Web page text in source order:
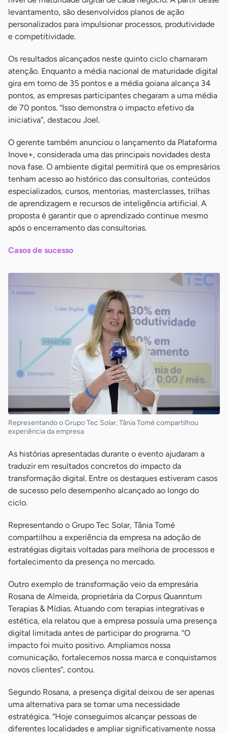
levantamento, são desenvolvidos planos de ação
personalizados para impulsionar processos, produtividade
e competitividade.
Os resultados alcançados neste quinto ciclo chamaram
atenção. Enquanto a média nacional de maturidade digital
gira em torno de 35 pontos e a média goiana alcança 34
pontos, as empresas participantes chegaram a uma média
de 70 pontos. “Isso demonstra o impacto efetivo da
iniciativa”, destacou Joel.
O gerente também anunciou o lançamento da Plataforma
Inove+, considerada uma das principais novidades desta
nova fase. O ambiente digital permitirá que os empresários
tenham acesso ao histórico das consultorias, conteúdos
especializados, cursos, mentorias, masterclasses, trilhas
de aprendizagem e recursos de inteligência artificial. A
proposta é garantir que o aprendizado continue mesmo
após o encerramento das consultorias.
Casos de sucesso
Representando o Grupo Tec Solar, Tânia Tomé compartilhou
experiência da empresa
As histórias apresentadas durante o evento ajudaram a
traduzir em resultados concretos do impacto da
transformação digital. Entre os destaques estiveram casos
de sucesso pelo desempenho alcançado ao longo do
ciclo.
Representando o Grupo Tec Solar, Tânia Tomé
compartilhou a experiência da empresa na adoção de
estratégias digitais voltadas para melhoria de processos e
fortalecimento da presença no mercado.
Outro exemplo de transformação veio da empresária
Rosana de Almeida, proprietária da Corpus Quanntum
Terapias & Mídias. Atuando com terapias integrativas e
estética, ela relatou que a empresa possuía uma presença
digital limitada antes de participar do programa. “O
impacto foi muito positivo. Ampliamos nossa
comunicação, fortalecemos nossa marca e conquistamos
novos clientes”, contou.
Segundo Rosana, a presença digital deixou de ser apenas
uma alternativa para se tornar uma necessidade
estratégica. “Hoje conseguimos alcançar pessoas de
diferentes localidades e ampliar significativamente nossa